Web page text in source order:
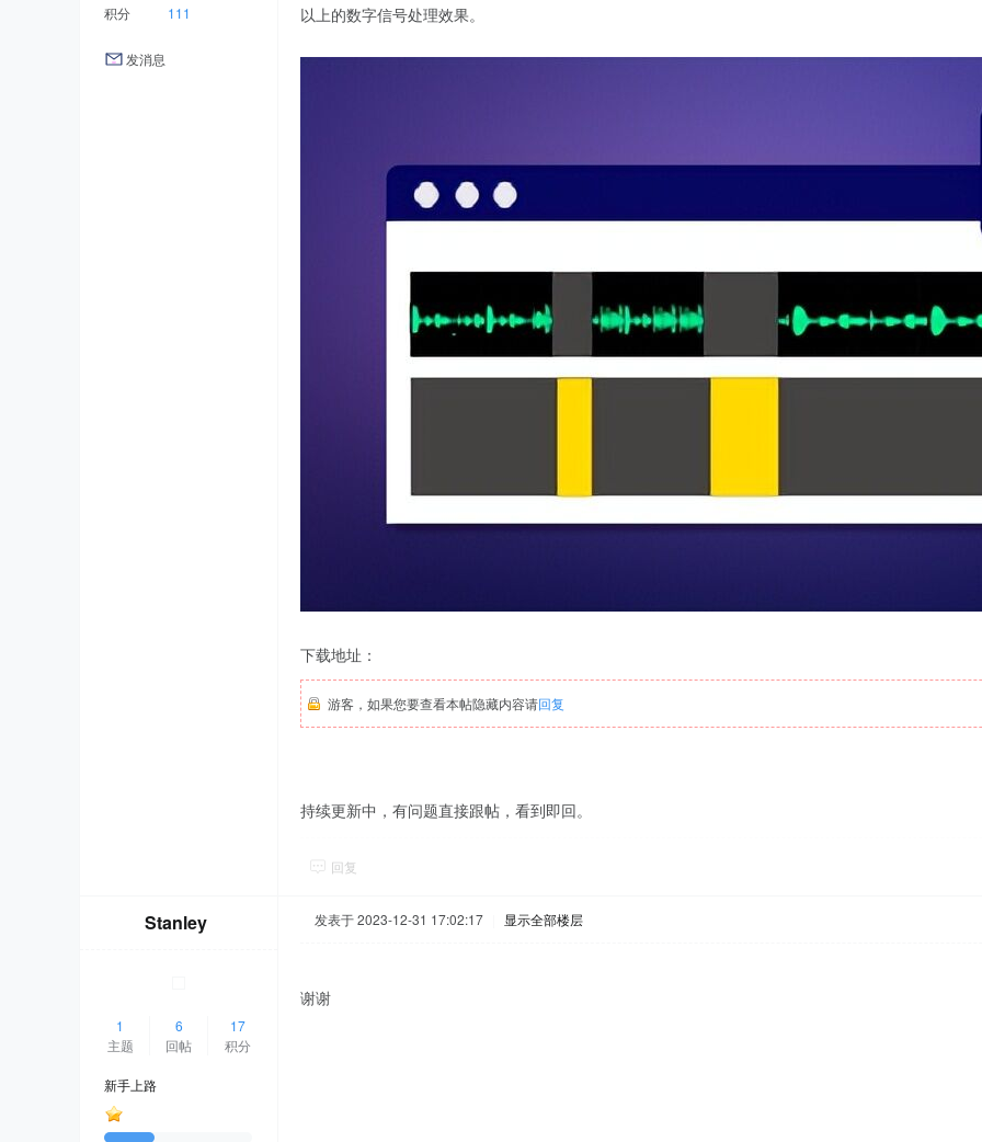
积分 111
发消息
以上的数字信号处理效果。
下载地址：
游客，如果您要查看本帖隐藏内容请回复
持续更新中，有问题直接跟帖，看到即回。
回复
Stanley
1
主题
6
回帖
17
积分
新手上路
发表于 2023-12-31 17:02:17 显示全部楼层
谢谢